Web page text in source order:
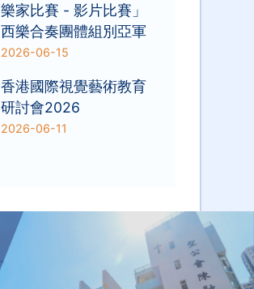
樂家比賽 - 影片比賽」
西樂合奏團體組別亞軍
2026-06-15
香港國際視覺藝術教育
研討會2026
2026-06-11